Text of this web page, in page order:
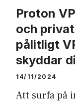
Proton
och
pålitligt
skyddar
14/11/2024
Att surfa på